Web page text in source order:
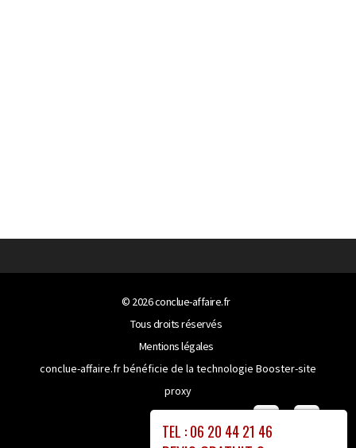
TEL : 06 20 44 21 46
© 2026conclue-affaire.fr
Tous droits réservés
Mentions légales
conclue-affaire.fr bénéficie de la technologie Booster-site
proxy